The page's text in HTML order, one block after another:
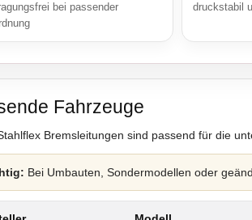
bei passender
druckstabil
Fahrzeuge
Bremsleitungen sind passend für die
Bei Umbauten, Sondermodellen oder